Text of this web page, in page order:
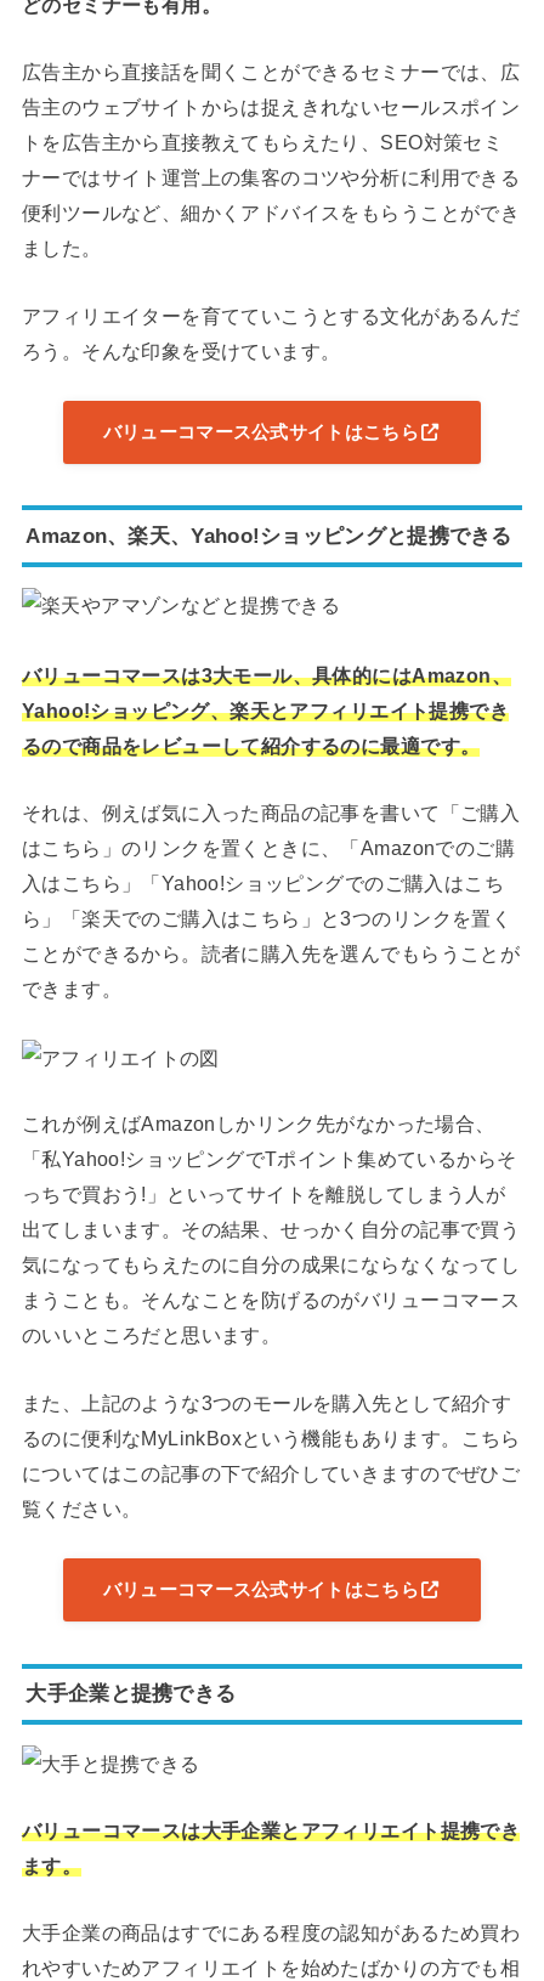
どのセミナーも有用。
広告主から直接話を聞くことができるセミナーでは、広
告主のウェブサイトからは捉えきれないセールスポイン
トを広告主から直接教えてもらえたり、SEO対策セミ
ナーではサイト運営上の集客のコツや分析に利用できる
便利ツールなど、細かくアドバイスをもらうことができ
ました。
アフィリエイターを育てていこうとする文化があるんだ
ろう。そんな印象を受けています。
バリューコマース公式サイトはこちら
Amazon、楽天、Yahoo!ショッピングと提携できる
バリューコマースは3大モール、具体的にはAmazon、
Yahoo!ショッピング、楽天とアフィリエイト提携でき
るので商品をレビューして紹介するのに最適です。
それは、例えば気に入った商品の記事を書いて「ご購入
はこちら」のリンクを置くときに、「Amazonでのご購
入はこちら」「Yahoo!ショッピングでのご購入はこち
ら」「楽天でのご購入はこちら」と3つのリンクを置く
ことができるから。読者に購入先を選んでもらうことが
できます。
これが例えばAmazonしかリンク先がなかった場合、
「私Yahoo!ショッピングでTポイント集めているからそ
っちで買おう!」といってサイトを離脱してしまう人が
出てしまいます。その結果、せっかく自分の記事で買う
気になってもらえたのに自分の成果にならなくなってし
まうことも。そんなことを防げるのがバリューコマース
のいいところだと思います。
また、上記のような3つのモールを購入先として紹介す
るのに便利なMyLinkBoxという機能もあります。こちら
についてはこの記事の下で紹介していきますのでぜひご
覧ください。
バリューコマース公式サイトはこちら
大手企業と提携できる
バリューコマースは大手企業とアフィリエイト提携でき
ます。
大手企業の商品はすでにある程度の認知があるため買わ
れやすいためアフィリエイトを始めたばかりの方でも相